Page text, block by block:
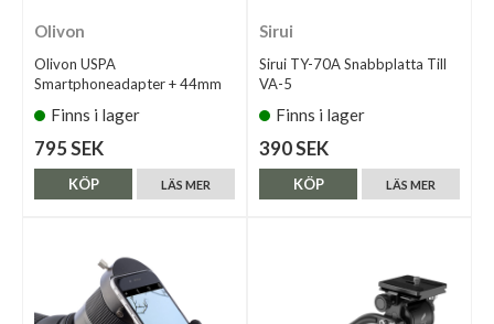
Olivon
Olivon USPA
Smartphoneadapter + 44mm
Finns i lager
795 SEK
LÄS MER
KÖP
Sirui
Sirui TY-70A Snabbplatta Till
VA-5
Finns i lager
390 SEK
LÄS MER
KÖP